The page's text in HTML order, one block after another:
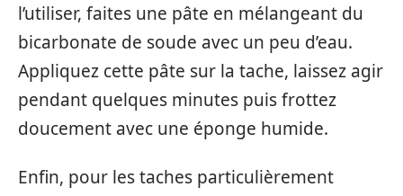
l’utiliser, faites une pâte en mélangeant du
bicarbonate de soude avec un peu d’eau.
Appliquez cette pâte sur la tache, laissez agir
pendant quelques minutes puis frottez
doucement avec une éponge humide.
Enfin, pour les taches particulièrement